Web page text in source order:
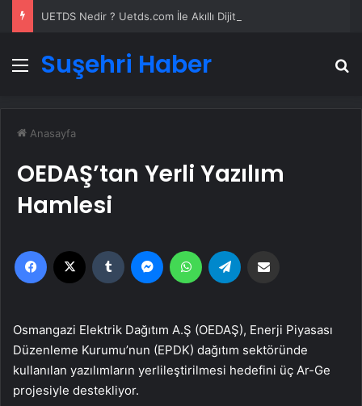
Menü
Suşehri Haber
Anasayfa
OEDAŞ’tan Yerli Yazılım
Hamlesi
Facebook Tumblr MessengerWhatsApp
Osmangazi Elektrik Dağıtım A.Ş (OEDAŞ), Enerji Piyasası
Düzenleme Kurumu’nun (EPDK) dağıtım sektöründe
kullanılan yazılımların yerlileştirilmesi hedefini üç Ar-Ge
projesiyle destekliyor.